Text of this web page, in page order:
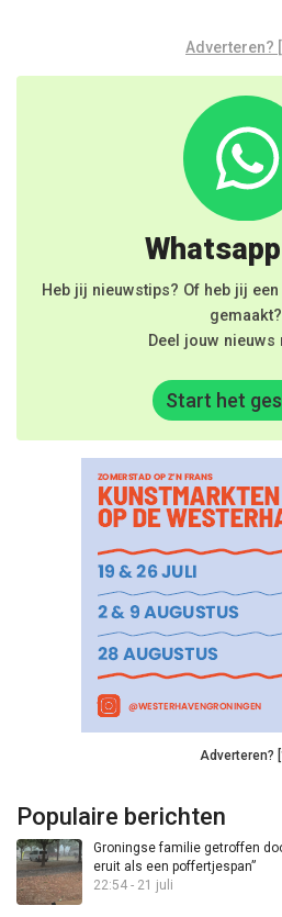
Adverteren?
Heb jij nieuwstips? Of heb jij
gemaakt?
Deel jouw nieuws
Start het
Adverteren?
Populaire berichten
Groningse familie getroffen
eruit als een poffertjespan”
22:54 - 21 juli